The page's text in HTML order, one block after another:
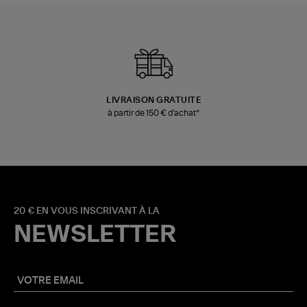
LIVRAISON GRATUITE
à partir de 150 € d'achat*
20 € EN VOUS INSCRIVANT À LA
NEWSLETTER